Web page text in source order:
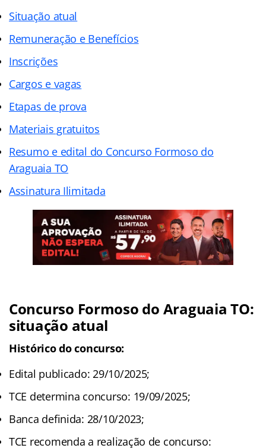
Situação atual
Remuneração e Benefícios
Inscrições
Cargos e vagas
Etapas de prova
Materiais gratuitos
Resumo e edital do Concurso Formoso do
Araguaia TO
Assinatura Ilimitada
Concurso Formoso do Araguaia TO:
situação atual
Histórico do concurso:
Edital publicado: 29/10/2025;
TCE determina concurso: 19/09/2025;
Banca definida: 28/10/2023;
TCE recomenda a realização de concurso: